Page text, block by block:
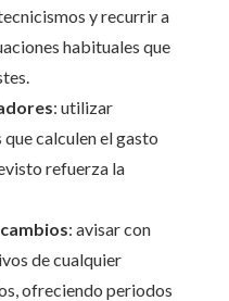
y recurrir a
habituales que
: utilizar
calculen el gasto
refuerza la
: avisar con
de cualquier
ofreciendo periodos